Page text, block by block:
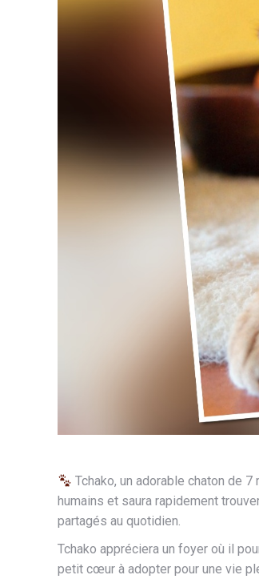
Tchako, un adorable chaton de
humains et saura rapidement
partagés au quotidien.
Tchako appréciera un foyer où il
petit cœur à adopter pour une vie